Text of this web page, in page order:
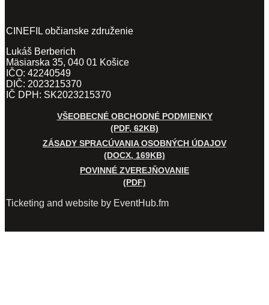
CINEFIL občianske združenie
Lukáš Berberich
Mäsiarska 35, 040 01 Košice
IČO: 42240549
DIČ: 2023215370
IČ DPH: SK2023215370
VŠEOBECNÉ OBCHODNÉ PODMIENKY
(PDF, 62KB)
ZÁSADY SPRACÚVANIA OSOBNÝCH ÚDAJOV
(DOCX, 169KB)
POVINNÉ ZVEREJŇOVANIE
(PDF)
Ticketing and website by EventHub.fm